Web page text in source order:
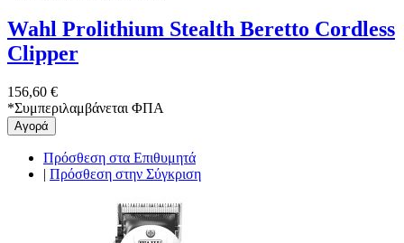
Wahl Prolithium Stealth Beretto Cordless
Clipper
156,60 €
*Συμπεριλαμβάνεται ΦΠΑ
Αγορά
Πρόσθεση στα Επιθυμητά
| Πρόσθεση στην Σύγκριση